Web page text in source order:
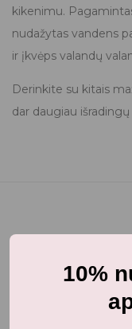
kikenimu.
nudažytas vandens
ir įkvėps valandų
Derinkite su kitais
dar daugiau
Jums
10%